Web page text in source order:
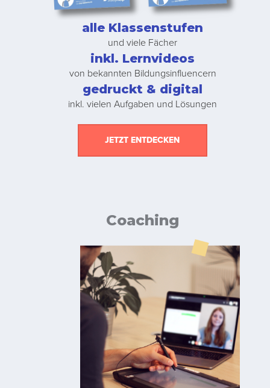
alle Klassenstufen
und viele Fächer
inkl. Lernvideos
von bekannten Bildungsinfluencern
gedruckt & digital
inkl. vielen Aufgaben und Lösungen
JETZT ENTDECKEN
Coaching